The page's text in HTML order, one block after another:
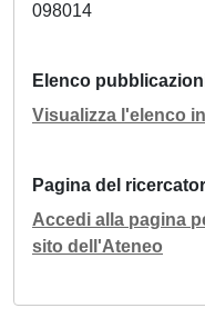
098014
Elenco
Visualizza l'elenco
Pagina del
Accedi alla pagina
sito dell'Ateneo